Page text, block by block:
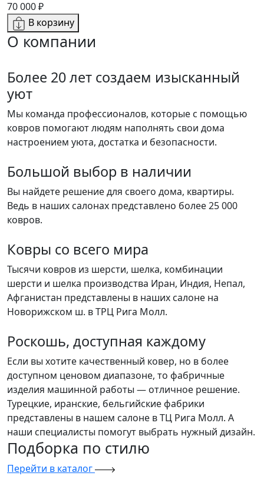
70 000 ₽
В корзину
О компании
Более 20 лет создаем изысканный
уют
Мы команда профессионалов, которые с помощью
ковров помогают людям наполнять свои дома
настроением уюта, достатка и безопасности.
Большой выбор в наличии
Вы найдете решение для своего дома, квартиры.
Ведь в наших салонах представлено более 25 000
ковров.
Ковры со всего мира
Тысячи ковров из шерсти, шелка, комбинации
шерсти и шелка производства Иран, Индия, Непал,
Афганистан представлены в наших салоне на
Новорижском ш. в ТРЦ Рига Молл.
Роскошь, доступная каждому
Если вы хотите качественный ковер, но в более
доступном ценовом диапазоне, то фабричные
изделия машинной работы — отличное решение.
Турецкие, иранские, бельгийские фабрики
представлены в нашем салоне в ТЦ Рига Молл. А
наши специалисты помогут выбрать нужный дизайн.
Подборка по стилю
Перейти в каталог